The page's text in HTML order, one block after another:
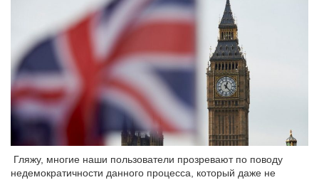
Гляжу, многие наши пользователи прозревают по поводу
недемократичности данного процесса, который даже не